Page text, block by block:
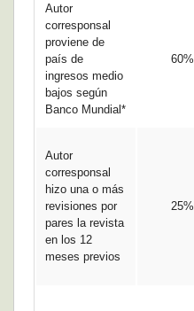
Autor
corresponsal
proviene de
país de
ingresos medio
bajos según
Banco Mundial*
60%
Autor
corresponsal
hizo una o más
revisiones por
pares la revista
en los 12
meses previos
25%